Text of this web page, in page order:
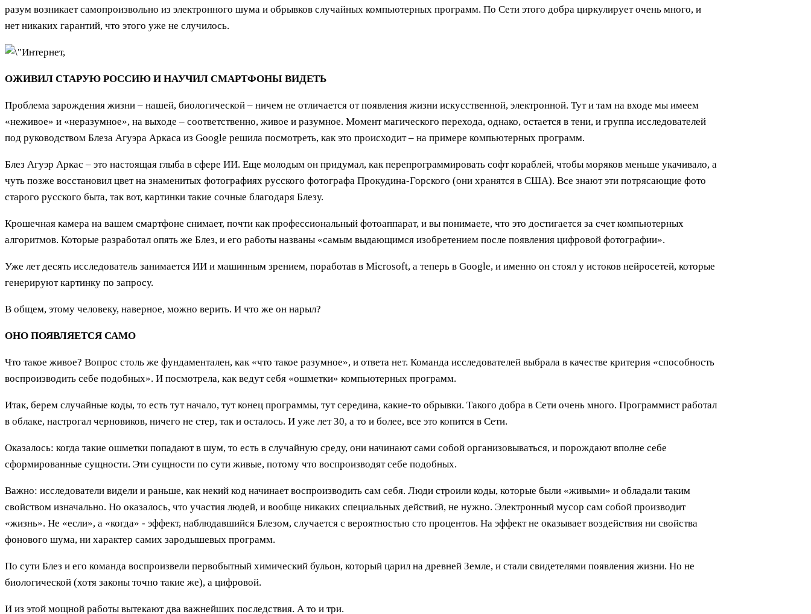
разум возникает самопроизвольно из электронного шума и обрывков случайных компьютерных программ. По Сети этого добра циркулирует очень много, и
нет никаких гарантий, что этого уже не случилось.
ОЖИВИЛ СТАРУЮ РОССИЮ И НАУЧИЛ СМАРТФОНЫ ВИДЕТЬ
Проблема зарождения жизни – нашей, биологической – ничем не отличается от появления жизни искусственной, электронной. Тут и там на входе мы имеем
«неживое» и «неразумное», на выходе – соответственно, живое и разумное. Момент магического перехода, однако, остается в тени, и группа исследователей
под руководством Блеза Агуэра Аркаса из Google решила посмотреть, как это происходит – на примере компьютерных программ.
Блез Агуэр Аркас – это настоящая глыба в сфере ИИ. Еще молодым он придумал, как перепрограммировать софт кораблей, чтобы моряков меньше укачивало, а
чуть позже восстановил цвет на знаменитых фотографиях русского фотографа Прокудина-Горского (они хранятся в США). Все знают эти потрясающие фото
старого русского быта, так вот, картинки такие сочные благодаря Блезу.
Крошечная камера на вашем смартфоне снимает, почти как профессиональный фотоаппарат, и вы понимаете, что это достигается за счет компьютерных
алгоритмов. Которые разработал опять же Блез, и его работы названы «самым выдающимся изобретением после появления цифровой фотографии».
Уже лет десять исследователь занимается ИИ и машинным зрением, поработав в Microsoft, а теперь в Google, и именно он стоял у истоков нейросетей, которые
генерируют картинку по запросу.
В общем, этому человеку, наверное, можно верить. И что же он нарыл?
ОНО ПОЯВЛЯЕТСЯ САМО
Что такое живое? Вопрос столь же фундаментален, как «что такое разумное», и ответа нет. Команда исследователей выбрала в качестве критерия «способность
воспроизводить себе подобных». И посмотрела, как ведут себя «ошметки» компьютерных программ.
Итак, берем случайные коды, то есть тут начало, тут конец программы, тут середина, какие-то обрывки. Такого добра в Сети очень много. Программист работал
в облаке, настрогал черновиков, ничего не стер, так и осталось. И уже лет 30, а то и более, все это копится в Сети.
Оказалось: когда такие ошметки попадают в шум, то есть в случайную среду, они начинают сами собой организовываться, и порождают вполне себе
сформированные сущности. Эти сущности по сути живые, потому что воспроизводят себе подобных.
Важно: исследователи видели и раньше, как некий код начинает воспроизводить сам себя. Люди строили коды, которые были «живыми» и обладали таким
свойством изначально. Но оказалось, что участия людей, и вообще никаких специальных действий, не нужно. Электронный мусор сам собой производит
«жизнь». Не «если», а «когда» - эффект, наблюдавшийся Блезом, случается с вероятностью сто процентов. На эффект не оказывает воздействия ни свойства
фонового шума, ни характер самих зародышевых программ.
По сути Блез и его команда воспроизвели первобытный химический бульон, который царил на древней Земле, и стали свидетелями появления жизни. Но не
биологической (хотя законы точно такие же), а цифровой.
И из этой мощной работы вытекают два важнейших последствия. А то и три.